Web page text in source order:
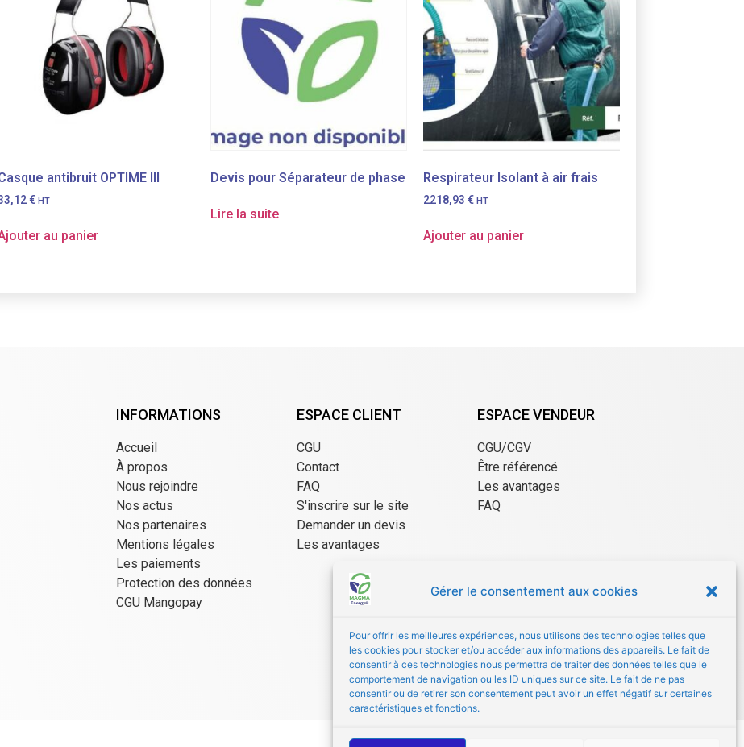
Gérer le consentement aux cookies
Pour offrir les meilleures expériences, nous utilisons des technologies telles que
les cookies pour stocker et/ou accéder aux informations des appareils. Le fait de
consentir à ces technologies nous permettra de traiter des données telles que le
comportement de navigation ou les ID uniques sur ce site. Le fait de ne pas
consentir ou de retirer son consentement peut avoir un effet négatif sur certaines
caractéristiques et fonctions.
antibruit OPTIME III
€ HT
au panier
Devis pour Séparateur de phase
Lire la suite
Respirateur Isolant à air frais
2218,93 € HT
Ajouter au panier
INFORMATIONS
Accueil
À propos
Nous rejoindre
Nos actus
Nos partenaires
Mentions légales
Les paiements
Protection des données
CGU Mangopay
ESPACE CLIENT
CGU
Contact
FAQ
S'inscrire sur le site
Demander un devis
Les avantages
ESPACE VENDEUR
CGU/CGV
Être référencé
Les avantages
FAQ